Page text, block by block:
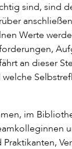
sind, sind
Werte
an dieser
welche
im
Praktikanten,